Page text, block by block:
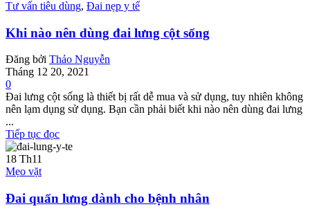
Tư vấn tiêu dùng, Đai nẹp y tế
Khi nào nên dùng đai lưng cột sống
Đăng bởi Thảo Nguyễn
Tháng 12 20, 2021
0
Đai lưng cột sống là thiết bị rất dễ mua và sử dụng, tuy nhiên không
nên lạm dụng sử dụng. Bạn cần phải biết khi nào nên dùng đai lưng
...
Tiếp tục đọc
18 Th11
Mẹo vặt
Đai quấn lưng dành cho bệnh nhân